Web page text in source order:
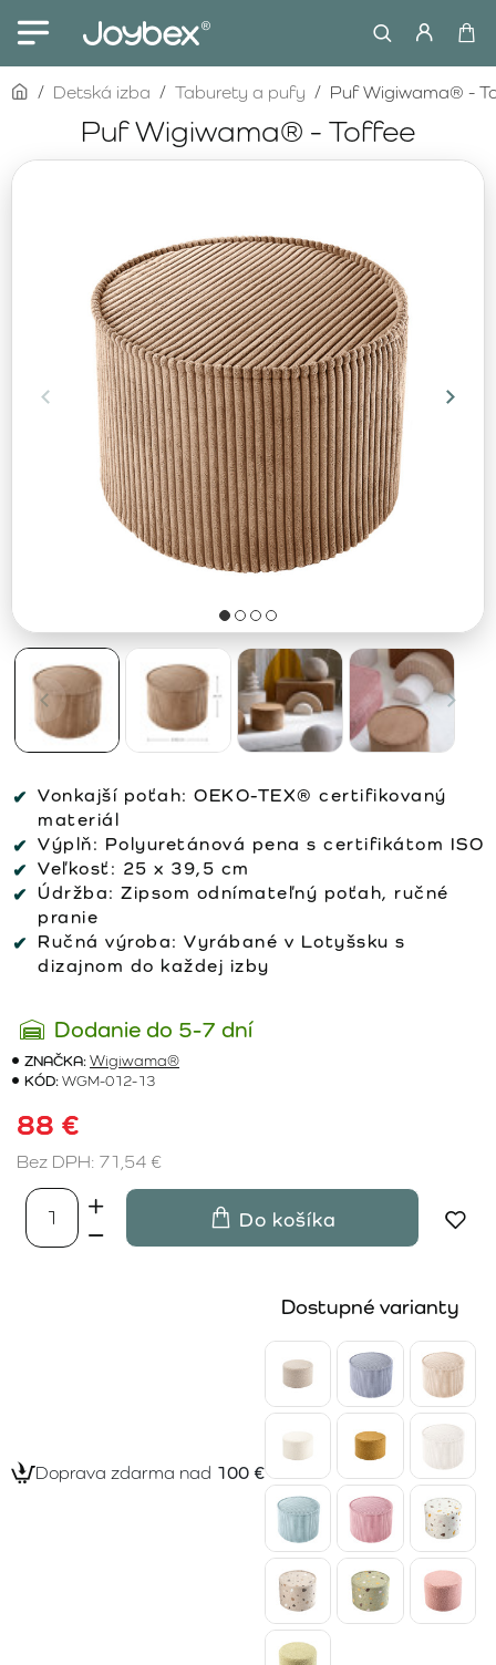
Puf Wigiwama® - Toffee
homeDetská izba Taburety a pufy Puf Wigiwama® -
Vonkajší poťah: OEKO-TEX® certifikovaný
materiál
Výplň: Polyuretánová pena s certifikátom ISO
Veľkosť: 25 x 39,5 cm
Údržba: Zipsom odnímateľný poťah, ručné
pranie
Ručná výroba: Vyrábané v Lotyšsku s
dizajnom do každej izby
Dodanie do 5-7 dní
ZNAČKA:Wigiwama®
KÓD:WGM-012-13
88 €
Bez DPH: 71,54 €
Do košíka
Doprava zdarma nad 100 €
Dostupné varianty